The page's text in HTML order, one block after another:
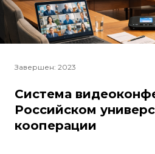
Завершен: 2023
Система
Российском
кооперации